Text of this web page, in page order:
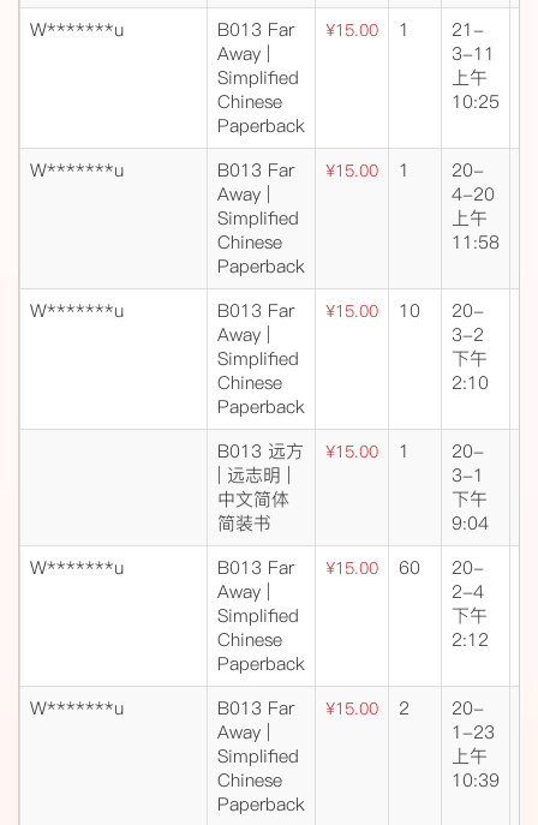
W*******u
B013 Far
Away |
Simplified
Chinese
Paperback
¥15.00 1
21-
3-11
上午
10:25
W*******u
B013 Far
Away |
Simplified
Chinese
Paperback
¥15.00 1
20-
4-20
上午
11:58
W*******u
B013 Far
Away |
Simplified
Chinese
Paperback
¥15.00 10
20-
3-2
下午
2:10
B013 远方
| 远志明 |
中文简体
简装书
¥15.00 1
20-
3-1
下午
9:04
W*******u
B013 Far
Away |
Simplified
Chinese
Paperback
¥15.00 60
20-
2-4
下午
2:12
W*******u
B013 Far
Away |
Simplified
Chinese
Paperback
¥15.00 2
20-
1-23
上午
10:39